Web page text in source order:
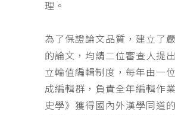
理。
為了保證論文品質，建立了
的論文，均請二位審查人提
立輪值編輯制度，每年由一
成編輯群，負責全年編輯作
史學》獲得國內外漢學同道